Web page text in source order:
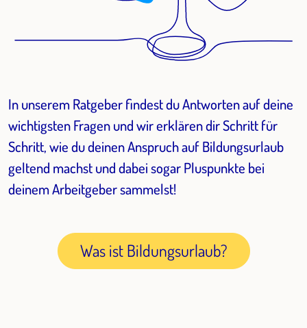
In unserem Ratgeber findest du Antworten auf deine
wichtigsten Fragen und wir erklären dir Schritt für
Schritt, wie du deinen Anspruch auf Bildungsurlaub
geltend machst und dabei sogar Pluspunkte bei
deinem Arbeitgeber sammelst!
Was ist Bildungsurlaub?